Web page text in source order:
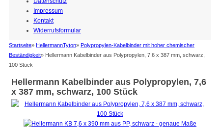
Impressum
Kontakt
Widerrufsformular
Startseite» HellermannTyton» Polypropylen-Kabelbinder mit hoher chemischer
Beständigkeit» Hellermann Kabelbinder aus Polypropylen, 7,6 x 387 mm, schwarz,
100 Stück
Hellermann Kabelbinder aus Polypropylen, 7,6
x 387 mm, schwarz, 100 Stück